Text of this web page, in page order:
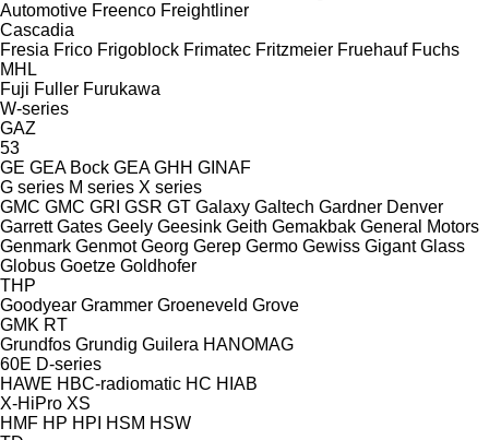
Automotive Freenco Freightliner
Cascadia
Fresia Frico Frigoblock Frimatec Fritzmeier Fruehauf Fuchs
MHL
Fuji Fuller Furukawa
W-series
GAZ
53
GE GEA Bock GEA GHH GINAF
G series M series X series
GMC GMC GRI GSR GT Galaxy Galtech Gardner Denver
Garrett Gates Geely Geesink Geith Gemakbak General Motors
Genmark Genmot Georg Gerep Germo Gewiss Gigant Glass
Globus Goetze Goldhofer
THP
Goodyear Grammer Groeneveld Grove
GMK RT
Grundfos Grundig Guilera HANOMAG
60E D-series
HAWE HBC-radiomatic HC HIAB
X-HiPro XS
HMF HP HPI HSM HSW